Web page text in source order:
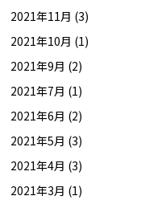
2021年11月 (3)
2021年10月 (1)
2021年9月 (2)
2021年7月 (1)
2021年6月 (2)
2021年5月 (3)
2021年4月 (3)
2021年3月 (1)